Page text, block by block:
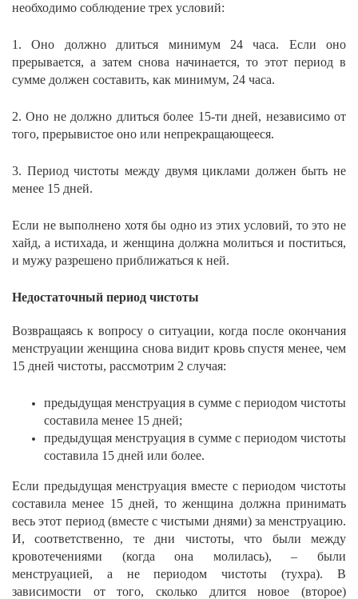
необходимо соблюдение трех условий:
1. Оно должно длиться минимум 24 часа. Если оно
прерывается, а затем снова начинается, то этот период в
сумме должен составить, как минимум, 24 часа.
2. Оно не должно длиться более 15-ти дней, независимо от
того, прерывистое оно или непрекращающееся.
3. Период чистоты между двумя циклами должен быть не
менее 15 дней.
Если не выполнено хотя бы одно из этих условий, то это не
хайд, а истихада, и женщина должна молиться и поститься,
и мужу разрешено приближаться к ней.
Недостаточный период чистоты
Возвращаясь к вопросу о ситуации, когда после окончания
менструации женщина снова видит кровь спустя менее, чем
15 дней чистоты, рассмотрим 2 случая:
предыдущая менструация в сумме с периодом чистоты
составила менее 15 дней;
предыдущая менструация в сумме с периодом чистоты
составила 15 дней или более.
Если предыдущая менструация вместе с периодом чистоты
составила менее 15 дней, то женщина должна принимать
весь этот период (вместе с чистыми днями) за менструацию.
И, соответственно, те дни чистоты, что были между
кровотечениями (когда она молилась), – были
менструацией, а не периодом чистоты (тухра). В
зависимости от того, сколько длится новое (второе)